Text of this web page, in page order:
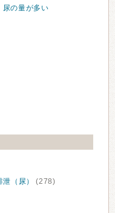
尿の量が多い
泄（尿） (278)